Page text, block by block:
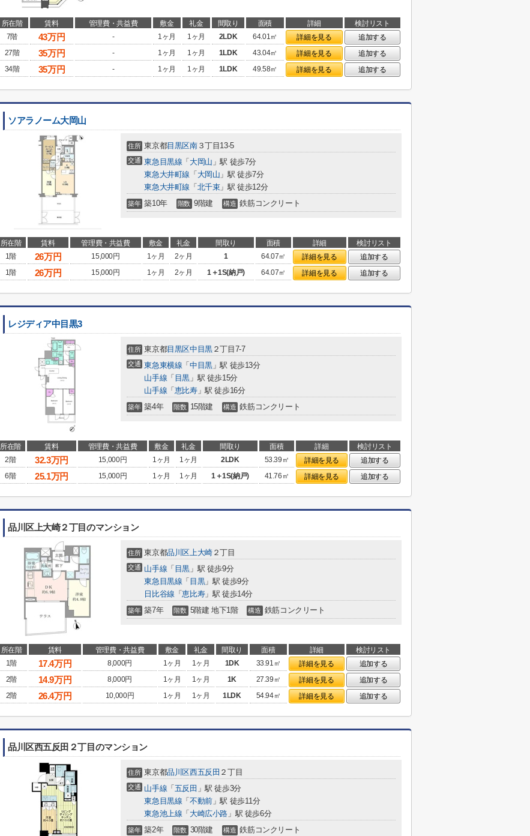
所在階 賃料 管理費・共益費 敷金 礼金 間取り 面積 詳細
検討リスト
7階
43万円 - 1ヶ月 1ヶ月 2LDK 64.01㎡ 詳細を見る
追加する
27階
35万円 - 1ヶ月 1ヶ月 1LDK 43.04㎡ 詳細を見る
追加する
34階
35万円 - 1ヶ月 1ヶ月 1LDK 49.58㎡ 詳細を見る 追加する
ソアラノーム大岡山
住所 東京都目黒区南３丁目13-5
交通 東急目黒線 「 大岡山 」駅 徒歩7分
東急大井町線 「 大岡山 」駅 徒歩7分
東急大井町線 「 北千束」駅 徒歩12分
築年 築10年 階数 9階建 構造 鉄筋コンクリート
所在階 賃料 管理費・共益費 敷金 礼金 間取り 面積 詳細
検討リスト
1階
26万円 15,000円 1ヶ月 2ヶ月 1 64.07㎡ 詳細を見る
追加する
1階
26万円 15,000円 1ヶ月 2ヶ月 1＋1S(納戸) 64.07㎡ 詳細を見る 追加する
レジディア中目黒3
住所 東京都目黒区中目黒２丁目7-7
交通 東急東横線 「 中目黒」駅 徒歩13分
山手線 「 目黒 」駅 徒歩15分
山手線 「 恵比寿」駅 徒歩16分
築年 築4年 階数 15階建 構造 鉄筋コンクリート
所在階 賃料 管理費・共益費 敷金 礼金 間取り 面積 詳細
検討リスト
2階
32.3万円 15,000円 1ヶ月 1ヶ月 2LDK 53.39㎡ 詳細を見る
追加する
6階
25.1万円 15,000円 1ヶ月 1ヶ月 1＋1S(納戸) 41.76㎡ 詳細を見る 追加する
品川区上大崎２丁目のマンション
住所 東京都品川区上大崎２丁目
交通 山手線 「 目黒 」駅 徒歩9分
東急目黒線 「 目黒」駅 徒歩9分
日比谷線 「恵比寿」駅 徒歩14分
築年 築7年 階数 5階建 地下1階 構造 鉄筋コンクリート
所在階 賃料 管理費・共益費 敷金 礼金 間取り 面積 詳細
検討リスト
1階
17.4万円 8,000円 1ヶ月 1ヶ月 1DK 33.91㎡ 詳細を見る
追加する
2階
14.9万円 8,000円 1ヶ月 1ヶ月 1K 27.39㎡ 詳細を見る
追加する
2階
26.4万円 10,000円 1ヶ月 1ヶ月 1LDK 54.94㎡ 詳細を見る 追加する
品川区西五反田２丁目のマンション
住所 東京都品川区西五反田 ２丁目
交通 山手線 「 五反田 」駅 徒歩3分
東急目黒線 「 不動前」駅 徒歩11分
東急池上線 「 大崎広小路 」駅 徒歩6分
築年 築2年 階数 30階建 構造 鉄筋コンクリート